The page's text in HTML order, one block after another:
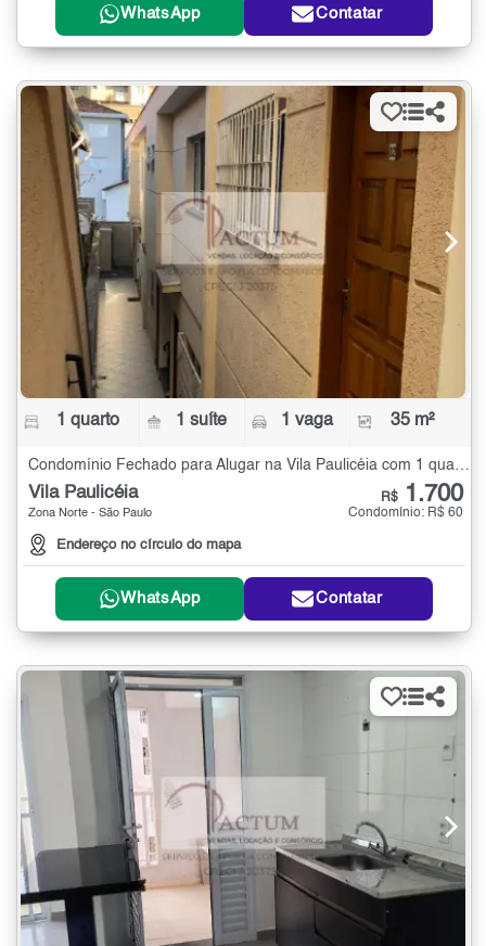
WhatsApp Contatar
1 quarto 1 suíte 1 vaga 35 m²
Vila Paulicéia
Zona Norte - São Paulo
Endereço no círculo do mapa
R$ 1.700
Condomínio: R$ 60
WhatsApp Contatar